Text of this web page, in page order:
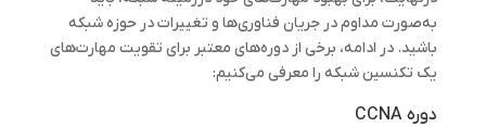
به‌صورت مداوم در جریان فناوری‌ها و تغییرات در حوزه شبکه‌
باشید. در ادامه، برخی از دوره‌های معتبر برای تقویت مهارت‌های
یک تکنسین شبکه را معرفی می‌کنیم:
دوره CCNA